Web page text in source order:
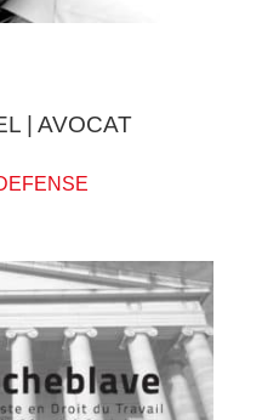
| AVOCAT